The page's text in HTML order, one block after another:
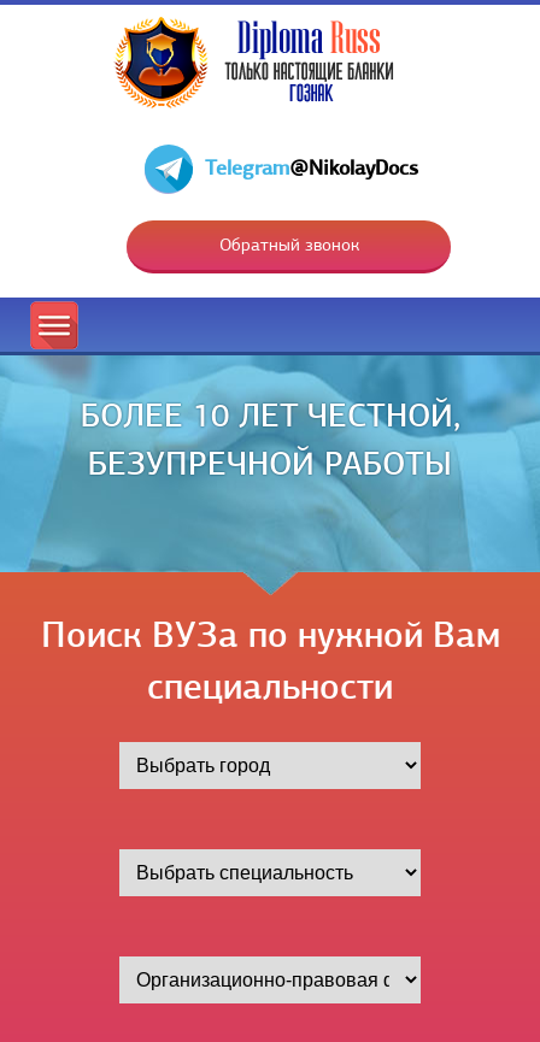
Telegram@NikolayDocs
Обратный звонок
БОЛЕЕ 10 ЛЕТ ЧЕСТНОЙ,
БЕЗУПРЕЧНОЙ РАБОТЫ
Поиск ВУЗа по нужной Вам
специальности